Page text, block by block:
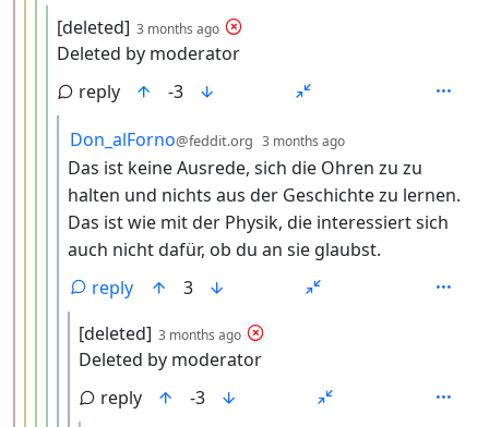
by
[deleted] 3 months ago depth: 5
Deleted by moderator
reply
-3
by
Don_alForno@feddit.org 3 months ago
Das ist keine Ausrede, sich die Ohren zu zu
halten und nichts aus der Geschichte zu lernen.
Das ist wie mit der Physik, die interessiert sich
auch nicht dafür, ob du an sie glaubst.
reply
3
by
[deleted] 3 months ago depth: 7
Deleted by moderator
reply
-3